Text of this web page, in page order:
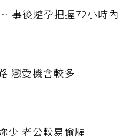
事後避孕把握72小時內
戀愛機會較多
少 老公較易偷腥